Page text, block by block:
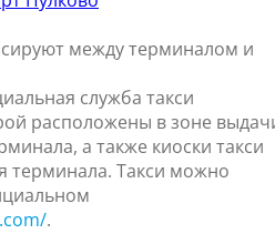
между терминалом и
служба такси
расположены в зоне
а также киоски такси
терминала. Такси можно
.